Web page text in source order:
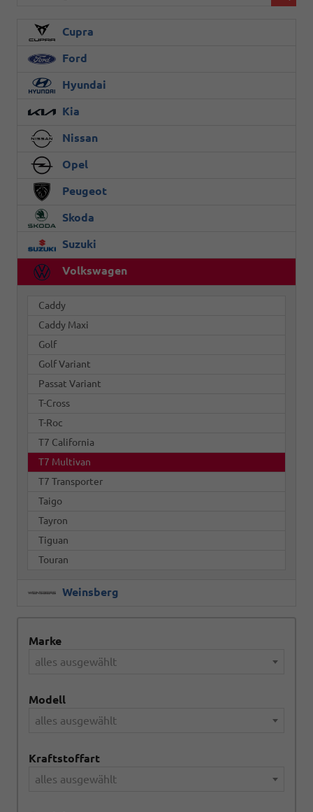
Cupra
Ford
Hyundai
Kia
Nissan
Opel
Peugeot
Skoda
Suzuki
Volkswagen
Caddy
Caddy Maxi
Golf
Golf Variant
Passat Variant
T-Cross
T-Roc
T7 California
T7 Multivan
T7 Transporter
Taigo
Tayron
Tiguan
Touran
Weinsberg
Marke
alles ausgewählt
Modell
alles ausgewählt
Kraftstoffart
alles ausgewählt